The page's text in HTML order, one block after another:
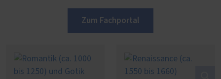
Zum Fachportal